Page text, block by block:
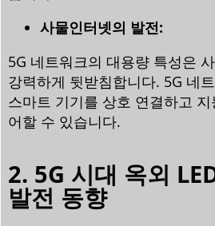
사물인터넷의 발전:
5G 네트워크의 대용량 특성은
강력하게 뒷받침합니다. 5G 네
스마트 기기를 상호 연결하고
어할 수 있습니다.
2. 5G 시대 옥외
발전 동향